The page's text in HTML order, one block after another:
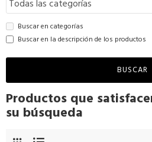
Buscar en categorías
Buscar en la descripción de los productos
BUSCAR
Productos que
su búsqueda